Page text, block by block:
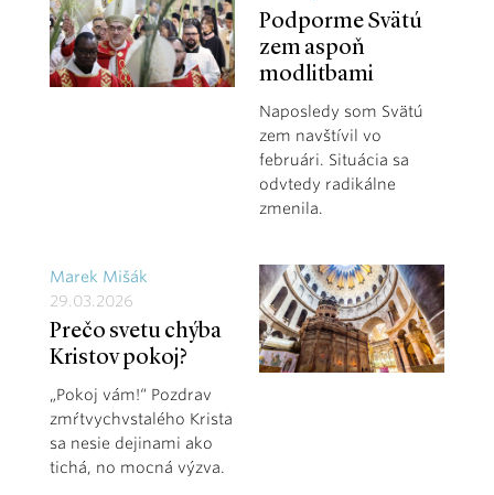
Podporme Svätú
zem aspoň
modlitbami
Naposledy som Svätú
zem navštívil vo
februári. Situácia sa
odvtedy radikálne
zmenila.
Marek Mišák
29.03.2026
Prečo svetu chýba
Kristov pokoj?
„Pokoj vám!“ Pozdrav
zmŕtvychvstalého Krista
sa nesie dejinami ako
tichá, no mocná výzva.